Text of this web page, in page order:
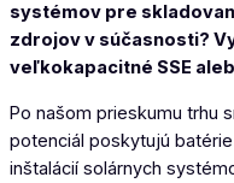
systémov pre
zdrojov v súčasnosti?
veľkokapacitné SSE
Po našom prieskumu trhu
potenciál poskytujú
inštalácií solárnych